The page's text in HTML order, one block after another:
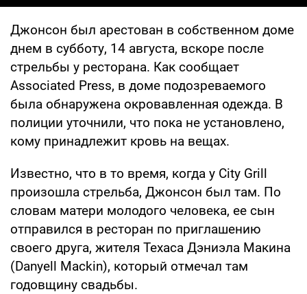
Джонсон был арестован в собственном доме
днем в субботу, 14 августа, вскоре после
стрельбы у ресторана. Как сообщает
Associated Press, в доме подозреваемого
была обнаружена окровавленная одежда. В
полиции уточнили, что пока не установлено,
кому принадлежит кровь на вещах.
Известно, что в то время, когда у City Grill
произошла стрельба, Джонсон был там. По
словам матери молодого человека, ее сын
отправился в ресторан по приглашению
своего друга, жителя Техаса Дэниэла Макина
(Danyell Mackin), который отмечал там
годовщину свадьбы.